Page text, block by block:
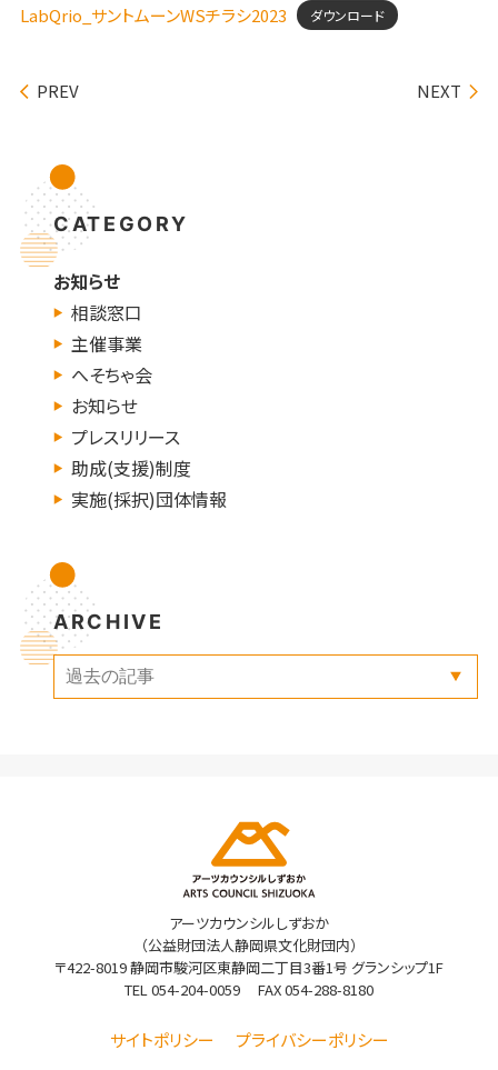
LabQrio_サントムーンWSチラシ2023 ダウンロード
NEXT
PREV
CATEGORY
お知らせ
相談窓口
主催事業
へそちゃ会
お知らせ
プレスリリース
助成(支援)制度
実施(採択)団体情報
ARCHIVE
アーツカウンシルしずおか
（公益財団法人静岡県文化財団内）
〒422-8019 静岡市駿河区東静岡二丁目3番1号 グランシップ1F
TEL 054-204-0059 FAX 054-288-8180
サイトポリシー プライバシーポリシー